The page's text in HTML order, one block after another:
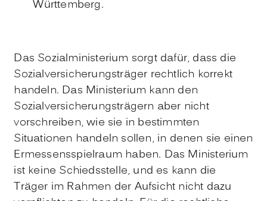
Württemberg.
Das Sozialministerium sorgt dafür, dass die
Sozialversicherungsträger rechtlich korrekt
handeln. Das Ministerium kann den
Sozialversicherungsträgern aber nicht
vorschreiben, wie sie in bestimmten
Situationen handeln sollen, in denen sie einen
Ermessensspielraum haben. Das Ministerium
ist keine Schiedsstelle, und es kann die
Träger im Rahmen der Aufsicht nicht dazu